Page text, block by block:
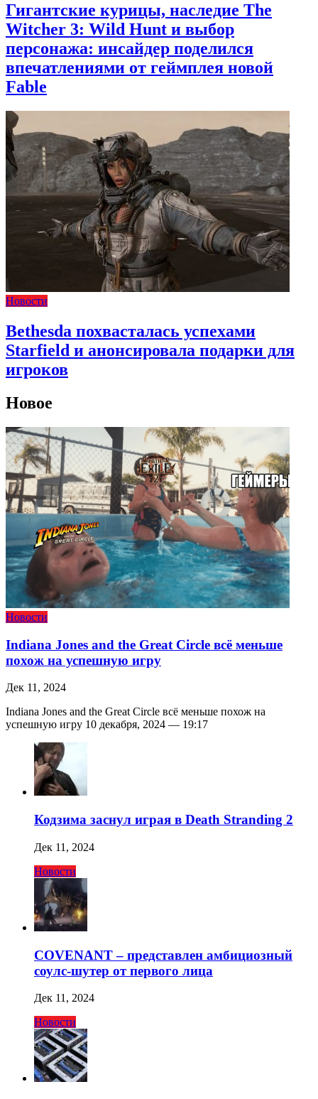
Гигантские курицы, наследие The
Witcher 3: Wild Hunt и выбор
персонажа: инсайдер поделился
впечатлениями от геймплея новой
Fable
Новости
Bethesda похвасталась успехами
Starfield и анонсировала подарки для
игроков
Новое
Новости
Indiana Jones and the Great Circle всё меньше
похож на успешную игру
Дек 11, 2024
Indiana Jones and the Great Circle всё меньше похож на
успешную игру 10 декабря, 2024 — 19:17
Кодзима заснул играя в Death Stranding 2
Дек 11, 2024
Новости
COVENANT – представлен амбициозный
соулс-шутер от первого лица
Дек 11, 2024
Новости